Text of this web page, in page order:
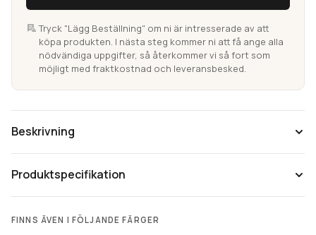
Chenillematta
mängd
Tryck "Lägg Beställning" om ni är intresserade av att
köpa produkten. I nästa steg kommer ni att få ange alla
nödvändiga uppgifter, så återkommer vi så fort som
möjligt med fraktkostnad och leveransbesked.
Beskrivning
Produktspecifikation
FINNS ÄVEN I FÖLJANDE FÄRGER